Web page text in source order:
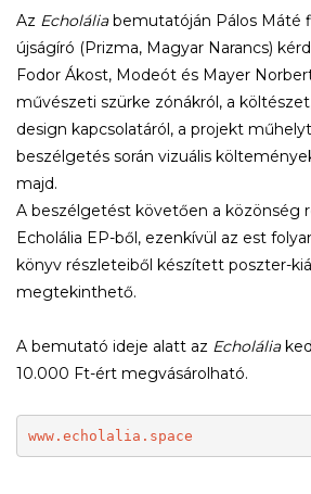
Az Echoláliabemutatóján Pálos Máté
újságíró (Prizma, Magyar Narancs)
Fodor Ákost, Modeót és Mayer
művészeti szürke zónákról, a
design kapcsolatáról, a projekt
beszélgetés során vizuális
majd.
A beszélgetést követően a közönség
Echolália EP-ből, ezenkívül az est
könyv részleteiből készített poszter-
megtekinthető.
A bemutató ideje alatt az Echolália
10.000 Ft-ért megvásárolható.
www.echolalia.space